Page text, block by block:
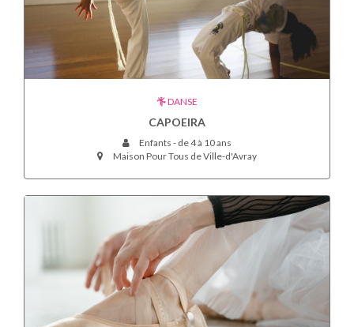
DANSE
CAPOEIRA
Enfants - de 4 à 10 ans
Maison Pour Tous de Ville-d'Avray